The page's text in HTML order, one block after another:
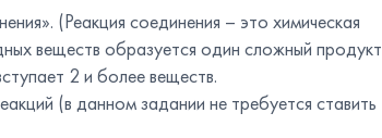
(Реакция соединения – это химическая
веществ образуется один сложный продукт
2 и более веществ.
(в данном задании не требуется ставить